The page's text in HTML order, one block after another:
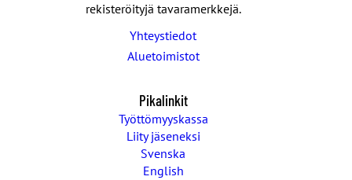
rekisteröityjä tavaramerkkejä.
Yhteystiedot
Aluetoimistot
Pikalinkit
Työttömyyskassa
Liity jäseneksi
Svenska
English